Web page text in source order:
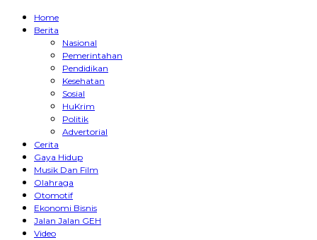
Home
Berita
Nasional
Pemerintahan
Pendidikan
Kesehatan
Sosial
HuKrim
Politik
Advertorial
Cerita
Gaya Hidup
Musik Dan Film
Olahraga
Otomotif
Ekonomi Bisnis
Jalan Jalan GEH
Video